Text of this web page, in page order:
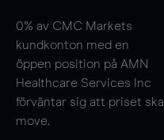
0% av CMC Markets
kundkonton med en
öppen position på AMN
Healthcare Services Inc
förväntar sig att priset ska
move.